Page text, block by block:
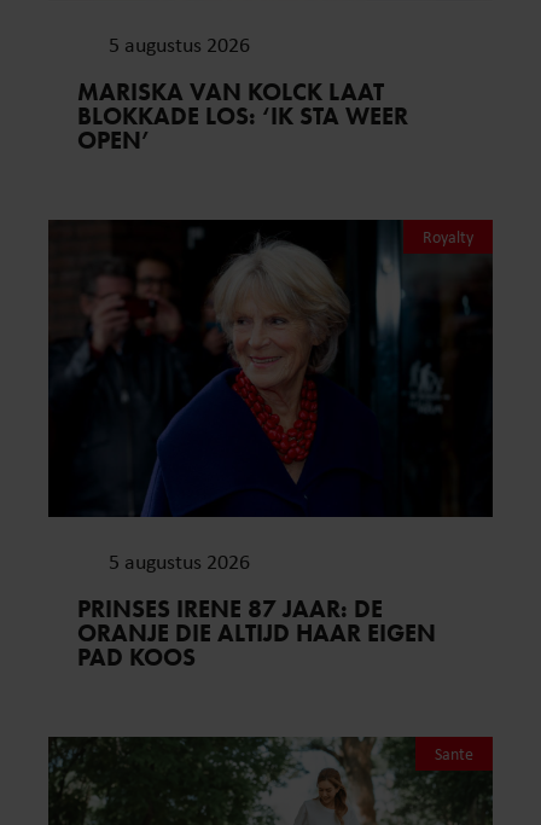
5 augustus 2026
MARISKA VAN KOLCK LAAT
BLOKKADE LOS: ‘IK STA WEER
OPEN’
Royalty
5 augustus 2026
PRINSES IRENE 87 JAAR: DE
ORANJE DIE ALTIJD HAAR EIGEN
PAD KOOS
Sante